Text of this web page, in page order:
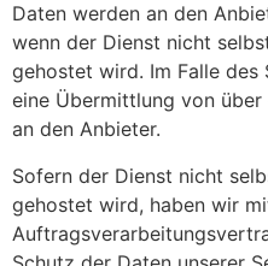
Daten werden an den
wenn der Dienst nicht
gehostet wird. Im Falle
eine Übermittlung von
an den Anbieter.
Sofern der Dienst nicht
gehostet wird, haben wir